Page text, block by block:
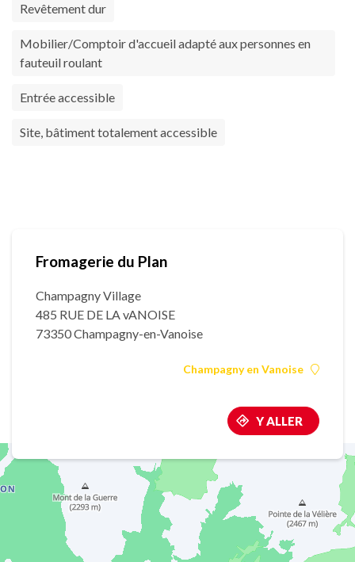
Revêtement dur
Mobilier/Comptoir d'accueil adapté aux personnes en
fauteuil roulant
Entrée accessible
Site, bâtiment totalement accessible
Fromagerie du Plan
Champagny Village
485 RUE DE LA vANOISE
73350 Champagny-en-Vanoise
Champagny en Vanoise
Y ALLER